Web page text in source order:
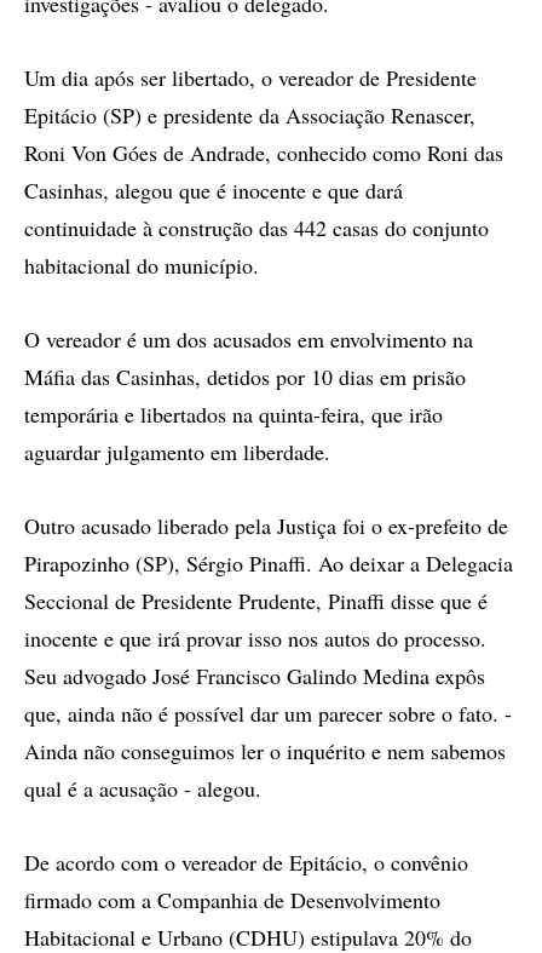
Um dia após ser libertado, o vereador de Presidente
Epitácio (SP) e presidente da Associação Renascer,
Roni Von Góes de Andrade, conhecido como Roni das
Casinhas, alegou que é inocente e que dará
continuidade à construção das 442 casas do conjunto
habitacional do município.
O vereador é um dos acusados em envolvimento na
Máfia das Casinhas, detidos por 10 dias em prisão
temporária e libertados na quinta-feira, que irão
aguardar julgamento em liberdade.
Outro acusado liberado pela Justiça foi o ex-prefeito de
Pirapozinho (SP), Sérgio Pinaffi. Ao deixar a Delegacia
Seccional de Presidente Prudente, Pinaffi disse que é
inocente e que irá provar isso nos autos do processo.
Seu advogado José Francisco Galindo Medina expôs
que, ainda não é possível dar um parecer sobre o fato. -
Ainda não conseguimos ler o inquérito e nem sabemos
qual é a acusação - alegou.
De acordo com o vereador de Epitácio, o convênio
firmado com a Companhia de Desenvolvimento
Habitacional e Urbano (CDHU) estipulava 20% do